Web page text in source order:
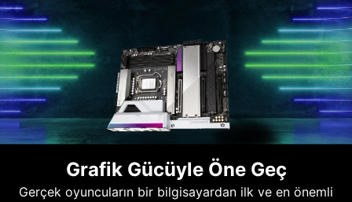
Grafik Gücüyle Öne Geç
Gerçek oyuncuların bir bilgisayardan ilk ve en önemli